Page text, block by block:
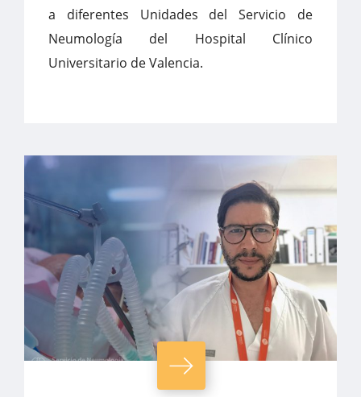
a diferentes Unidades del Servicio de
Neumología del Hospital Clínico
Universitario de Valencia.